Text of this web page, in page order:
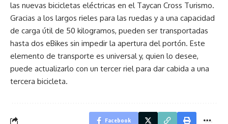
las nuevas bicicletas eléctricas en el Taycan Cross Turismo.
Gracias a los largos rieles para las ruedas y a una capacidad
de carga útil de 50 kilogramos, pueden ser transportadas
hasta dos eBikes sin impedir la apertura del portón. Este
elemento de transporte es universal y, quien lo desee,
puede actualizarlo con un tercer riel para dar cabida a una
tercera bicicleta.
Facebook